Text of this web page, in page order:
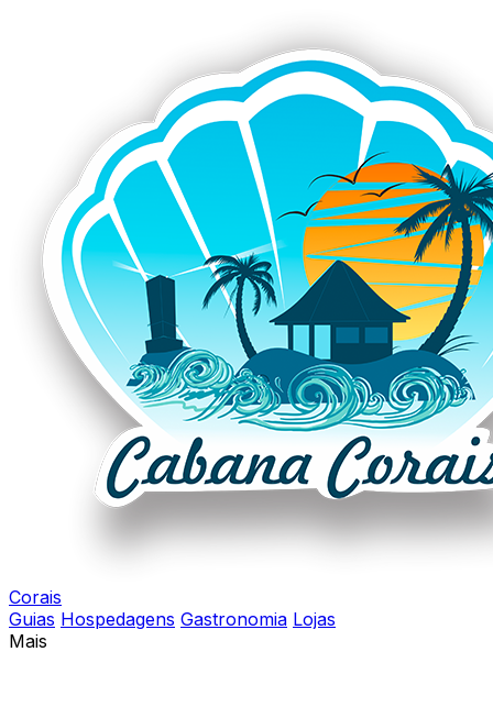
Corais
Guias Hospedagens Gastronomia Lojas
Mais